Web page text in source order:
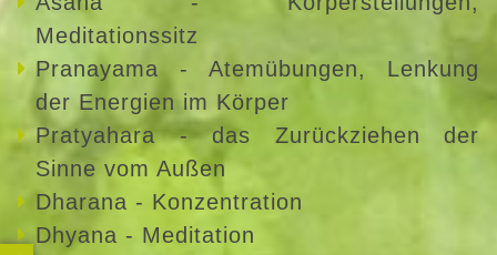
Meditationssitz
Pranayama - Atemübungen, Lenkung
der Energien im Körper
Pratyahara - das Zurückziehen der
Sinne vom Außen
Dharana - Konzentration
Dhyana - Meditation